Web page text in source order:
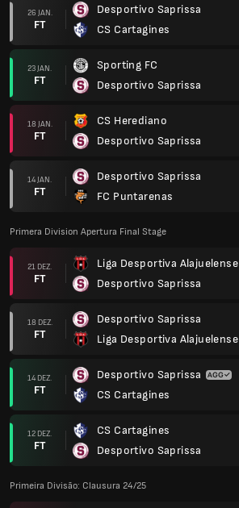
26 JAN.
FT
Desportivo Saprissa
CS Cartagines
23 JAN.
FT
Sporting FC
Desportivo Saprissa
18 JAN.
FT
CS Herediano
Desportivo Saprissa
14 JAN.
FT
Desportivo Saprissa
FC Puntarenas
Primera Division Apertura Final Stage
21 DEZ.
FT
Liga Desportiva Alajuelense
Desportivo Saprissa
18 DEZ.
FT
Desportivo Saprissa
Liga Desportiva Alajuelense
14 DEZ.
FT
Desportivo Saprissa
CS Cartagines
12 DEZ.
FT
CS Cartagines
Desportivo Saprissa
Primeira Divisão: Clausura 24/25